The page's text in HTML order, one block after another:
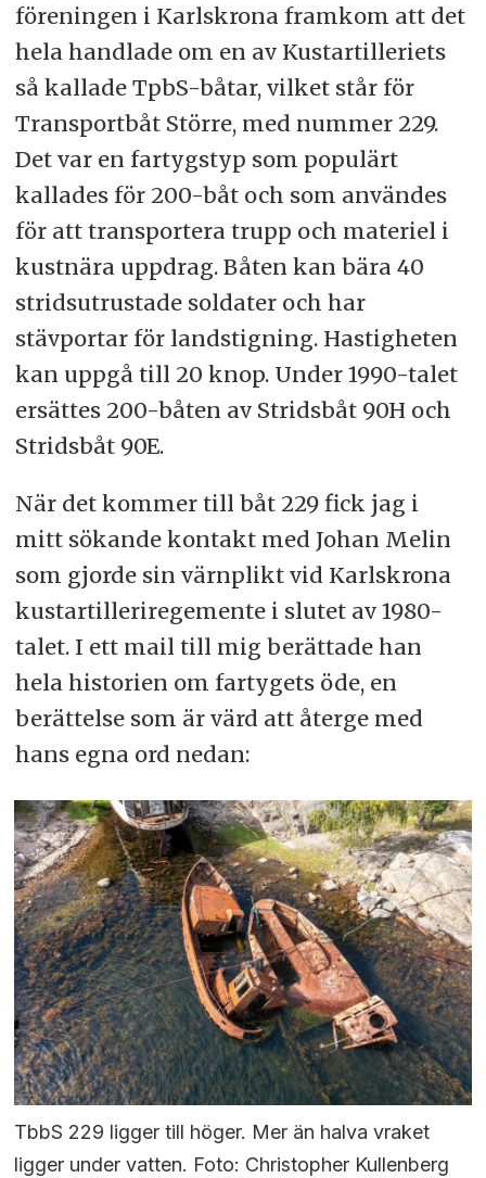
föreningen i Karlskrona framkom att det
hela handlade om en av Kustartilleriets
så kallade TpbS-båtar, vilket står för
Transportbåt Större, med nummer 229.
Det var en fartygstyp som populärt
kallades för 200-båt och som användes
för att transportera trupp och materiel i
kustnära uppdrag. Båten kan bära 40
stridsutrustade soldater och har
stävportar för landstigning. Hastigheten
kan uppgå till 20 knop. Under 1990-talet
ersättes 200-båten av Stridsbåt 90H och
Stridsbåt 90E.
När det kommer till båt 229 fick jag i
mitt sökande kontakt med Johan Melin
som gjorde sin värnplikt vid Karlskrona
kustartilleriregemente i slutet av 1980-
talet. I ett mail till mig berättade han
hela historien om fartygets öde, en
berättelse som är värd att återge med
hans egna ord nedan:
TbbS 229 ligger till höger. Mer än halva vraket
ligger under vatten. Foto: Christopher Kullenberg